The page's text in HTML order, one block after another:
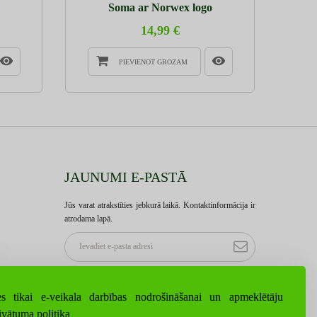
tikai e-veikala darbības nodrošināšanai un apmeklētāju
politika
Soma ar Norwex logo
14,99 €
PIEVIENOT GROZAM
JAUNUMI E-PASTĀ
Jūs varat atrakstīties jebkurā laikā. Kontaktinformācija ir
atrodama lapā.